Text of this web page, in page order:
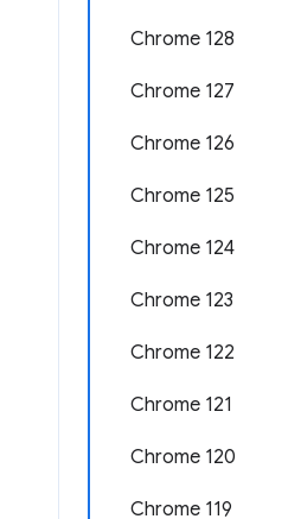
Chrome 128
Chrome 127
Chrome 126
Chrome 125
Chrome 124
Chrome 123
Chrome 122
Chrome 121
Chrome 120
Chrome 119